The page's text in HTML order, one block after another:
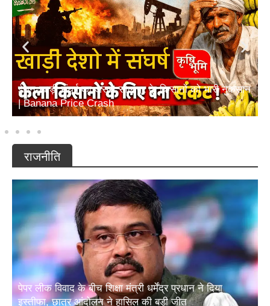
ईरान-खाड़ी संघर्ष का असर! सोलापुर के किसानों को भारी नुकसान
| Banana Price Crash
राजनीति
पेपर लीक विवाद के बीच शिक्षा मंत्री धर्मेंद्र प्रधान ने दिया
इस्तीफा, छात्र आंदोलन ने हासिल की बड़ी जीत